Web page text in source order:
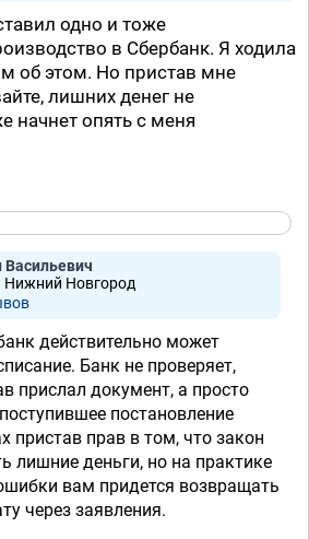
одно и тоже
в Сбербанк. Я ходила
об этом. Но пристав мне
лишних денег не
начнет опять с меня
Нижний Новгород
действительно может
Банк не проверяет,
прислал документ, а просто
постановление
пристав прав в том, что закон
лишние деньги, но на практике
вам придется возвращать
через заявления.